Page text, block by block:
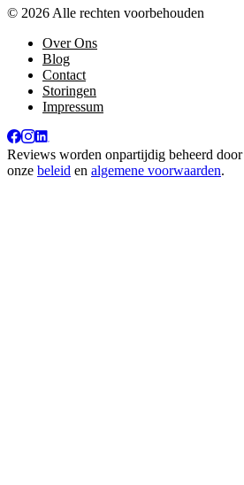
© 2026 Alle rechten voorbehouden
Over Ons
Blog
Contact
Storingen
Impressum
Reviews worden onpartijdig beheerd door
onze beleid en algemene voorwaarden.